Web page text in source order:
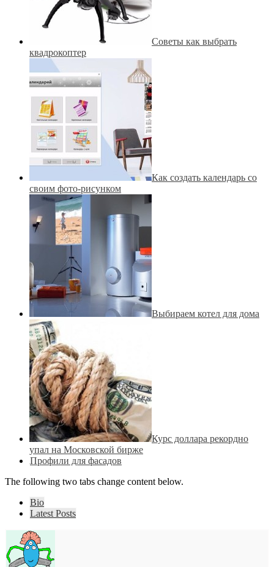
Советы как выбрать
квадрокоптер
Как создать календарь со
своим фото-рисунком
Выбираем котел для дома
Курс доллара рекордно
упал на Московской бирже
Профили для фасадов
The following two tabs change content below.
Bio
Latest Posts